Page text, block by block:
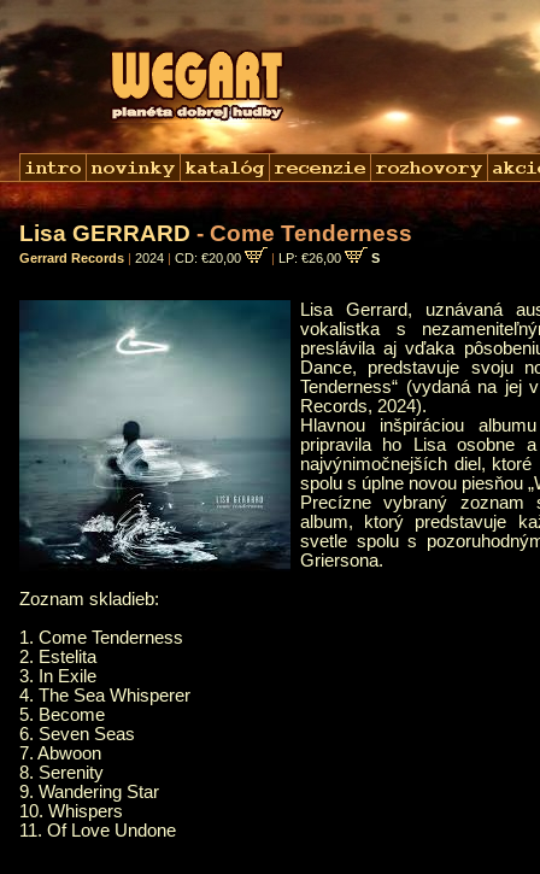
Lisa GERRARD - Come Tenderness
Gerrard Records | 2024 | CD: €20,00 | LP: €26,00 S
Lisa Gerrard, uznávaná
vokalistka s
preslávila aj vďaka
Dance, predstavuje svoju
Tenderness“ (vydaná na jej
Records, 2024).
Hlavnou inšpiráciou
pripravila ho Lisa osobne
najvýnimočnejších diel, ktoré
spolu s úplne novou piesňou
Precízne vybraný zoznam
album, ktorý predstavuje
svetle spolu s
Griersona.
Zoznam skladieb:
1. Come Tenderness
2. Estelita
3. In Exile
4. The Sea Whisperer
5. Become
6. Seven Seas
7. Abwoon
8. Serenity
9. Wandering Star
10. Whispers
11. Of Love Undone